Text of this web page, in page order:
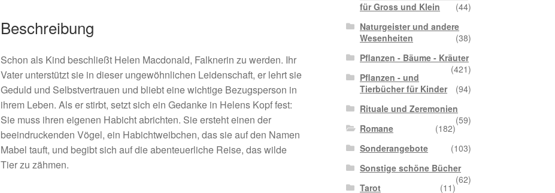
Beschreibung
Schon als Kind beschließt Helen Macdonald, Falknerin zu werden. Ihr
Vater unterstützt sie in dieser ungewöhnlichen Leidenschaft, er lehrt sie
Geduld und Selbstvertrauen und bliebt eine wichtige Bezugsperson in
ihrem Leben. Als er stirbt, setzt sich ein Gedanke in Helens Kopf fest:
Sie muss ihren eigenen Habicht abrichten. Sie ersteht einen der
beeindruckenden Vögel, ein Habichtweibchen, das sie auf den Namen
Mabel tauft, und begibt sich auf die abenteuerliche Reise, das wilde
Tier zu zähmen.
für Gross und Klein
(44)
Naturgeister und andere
Wesenheiten
(38)
Pflanzen - Bäume - Kräuter
(421)
Pflanzen - und
Tierbücher für Kinder
(94)
Rituale und Zeremonien
(59)
Romane
(182)
Sonderangebote
(103)
Sonstige schöne Bücher
(62)
Tarot
(11)